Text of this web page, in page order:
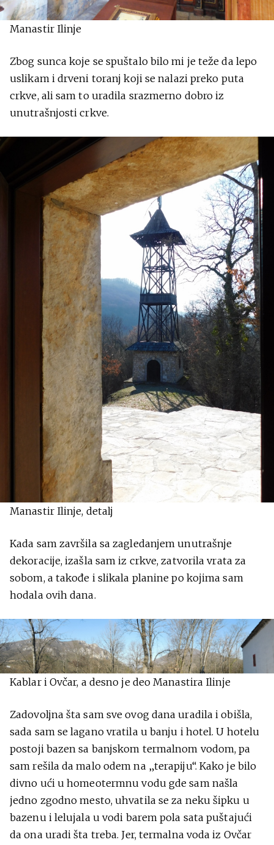
Manastir Ilinje
Zbog sunca koje se spuštalo bilo mi je teže da lepo
uslikam i drveni toranj koji se nalazi preko puta
crkve, ali sam to uradila srazmerno dobro iz
unutrašnjosti crkve.
Manastir Ilinje, detalj
Kada sam završila sa zagledanjem unutrašnje
dekoracije, izašla sam iz crkve, zatvorila vrata za
sobom, a takođe i slikala planine po kojima sam
hodala ovih dana.
Kablar i Ovčar, a desno je deo Manastira Ilinje
Zadovoljna šta sam sve ovog dana uradila i obišla,
sada sam se lagano vratila u banju i hotel. U hotelu
postoji bazen sa banjskom termalnom vodom, pa
sam rešila da malo odem na „terapiju“. Kako je bilo
divno ući u homeotermnu vodu gde sam našla
jedno zgodno mesto, uhvatila se za neku šipku u
bazenu i lelujala u vodi barem pola sata puštajući
da ona uradi šta treba. Jer, termalna voda iz Ovčar